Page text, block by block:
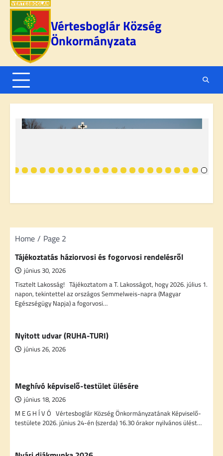
Skip
content
Vértesboglár Község
Önkormányzata
Home
Page 2
Tájékoztatás háziorvosi és fogorvosi rendelésről
június 30, 2026
Tisztelt Lakosság! Tájékoztatom a T. Lakosságot, hogy 2026. július 1.
napon, tekintettel az országos Semmelweis-napra (Magyar
Egészségügy Napja) a fogorvosi…
Nyitott udvar (RUHA-TURI)
június 26, 2026
Meghívó képviselő-testület ülésére
június 18, 2026
M E G H Í V Ó Vértesboglár Község Önkormányzatának Képviselő-
testülete 2026. június 24-én (szerda) 16.30 órakor nyilvános ülést…